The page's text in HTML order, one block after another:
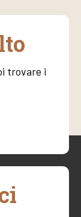
trovare i